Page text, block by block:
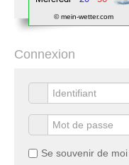
© mein-wetter.com
Connexion
Se souvenir de moi